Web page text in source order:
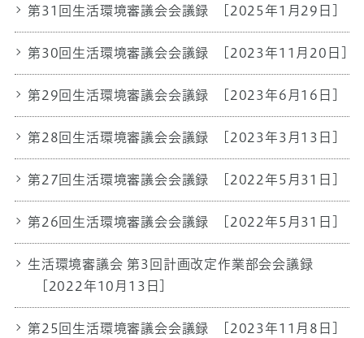
第31回生活環境審議会会議録 [2025年1月29日]
第30回生活環境審議会会議録 [2023年11月20日]
第29回生活環境審議会会議録 [2023年6月16日]
第28回生活環境審議会会議録 [2023年3月13日]
第27回生活環境審議会会議録 [2022年5月31日]
第26回生活環境審議会会議録 [2022年5月31日]
生活環境審議会 第3回計画改定作業部会会議録
[2022年10月13日]
第25回生活環境審議会会議録 [2023年11月8日]